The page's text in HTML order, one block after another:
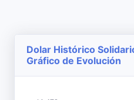
Dolar Histórico
Gráfico de Evolución